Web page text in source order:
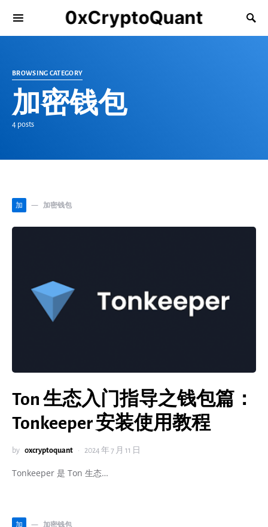
0xCryptoQuant
BROWSING CATEGORY
加密钱包
4 posts
加 加密钱包
Ton 生态入门指导之钱包篇：
Tonkeeper 安装使用教程
by 0xcryptoquant 2024 年 7 月 11 日
Tonkeeper 是 Ton 生态…
加 加密钱包